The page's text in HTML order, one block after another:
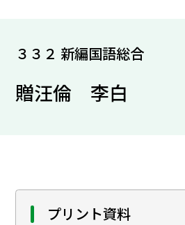
３３２ 新編国語総合
贈汪倫 李白
プリント資料